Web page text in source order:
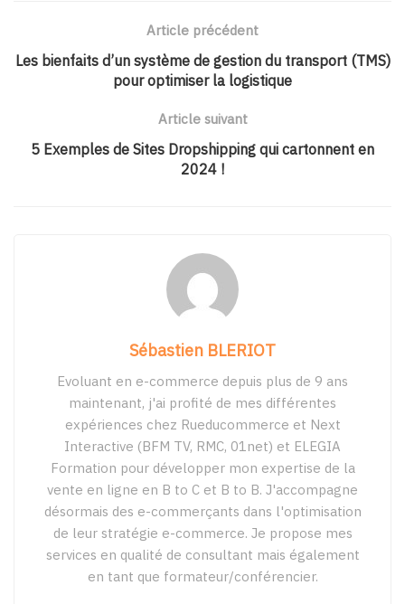
Article précédent
Les bienfaits d’un système de gestion du transport (TMS)
pour optimiser la logistique
Article suivant
5 Exemples de Sites Dropshipping qui cartonnent en
2024 !
Sébastien BLERIOT
Evoluant en e-commerce depuis plus de 9 ans
maintenant, j'ai profité de mes différentes
expériences chez Rueducommerce et Next
Interactive (BFM TV, RMC, 01net) et ELEGIA
Formation pour développer mon expertise de la
vente en ligne en B to C et B to B. J'accompagne
désormais des e-commerçants dans l'optimisation
de leur stratégie e-commerce. Je propose mes
services en qualité de consultant mais également
en tant que formateur/conférencier.